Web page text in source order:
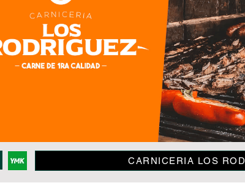
CARNICERIA LOS